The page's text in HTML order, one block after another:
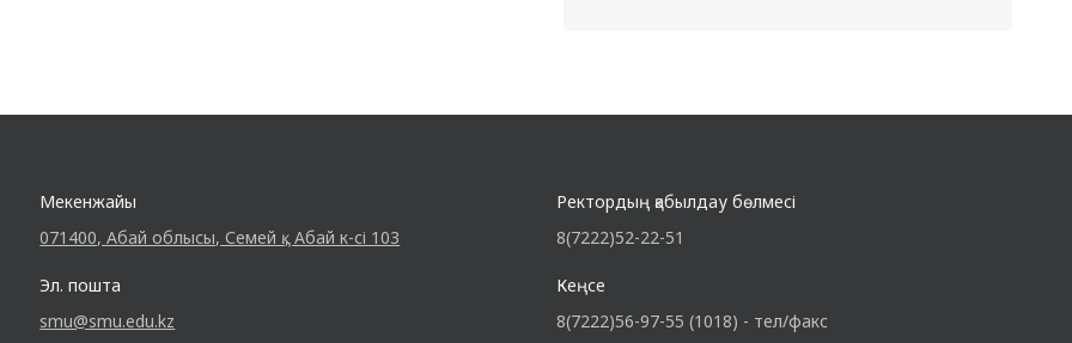
Мекенжайы
071400, Абай облысы, Семей қ., Абай к-сі 103
Эл. пошта
smu@smu.edu.kz
Ректордың қабылдау бөлмесі
8(7222)52-22-51
Кеңсе
8(7222)56-97-55 (1018) - тел/факс